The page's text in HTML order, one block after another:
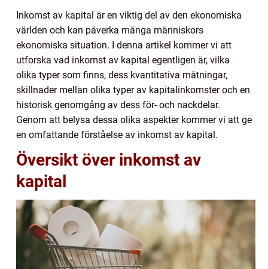
Inkomst av kapital är en viktig del av den ekonomiska
världen och kan påverka många människors
ekonomiska situation. I denna artikel kommer vi att
utforska vad inkomst av kapital egentligen är, vilka
olika typer som finns, dess kvantitativa mätningar,
skillnader mellan olika typer av kapitalinkomster och en
historisk genomgång av dess för- och nackdelar.
Genom att belysa dessa olika aspekter kommer vi att ge
en omfattande förståelse av inkomst av kapital.
Översikt över inkomst av
kapital